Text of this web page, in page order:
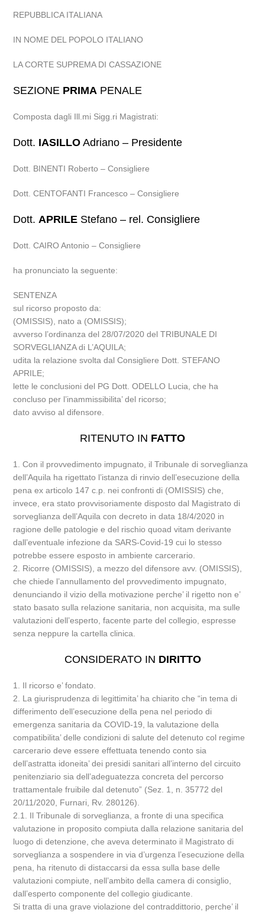
REPUBBLICA ITALIANA
IN NOME DEL POPOLO ITALIANO
LA CORTE SUPREMA DI CASSAZIONE
SEZIONE PRIMA PENALE
Composta dagli Ill.mi Sigg.ri Magistrati:
Dott. IASILLO Adriano – Presidente
Dott. BINENTI Roberto – Consigliere
Dott. CENTOFANTI Francesco – Consigliere
Dott.APRILE Stefano – rel. Consigliere
Dott. CAIRO Antonio – Consigliere
ha pronunciato la seguente:
SENTENZA
sul ricorso proposto da:
(OMISSIS), nato a (OMISSIS);
avverso l’ordinanza del 28/07/2020 del TRIBUNALE DI
SORVEGLIANZA di L’AQUILA;
udita la relazione svolta dal Consigliere Dott. STEFANO
APRILE;
lette le conclusioni del PG Dott. ODELLO Lucia, che ha
concluso per l’inammissibilita’ del ricorso;
dato avviso al difensore.
RITENUTO IN FATTO
1. Con il provvedimento impugnato, il Tribunale di sorveglianza
dell’Aquila ha rigettato l’istanza di rinvio dell’esecuzione della
pena ex articolo 147 c.p. nei confronti di (OMISSIS) che,
invece, era stato provvisoriamente disposto dal Magistrato di
sorveglianza dell’Aquila con decreto in data 18/4/2020 in
ragione delle patologie e del rischio quoad vitam derivante
dall’eventuale infezione da SARS-Covid-19 cui lo stesso
potrebbe essere esposto in ambiente carcerario.
2. Ricorre (OMISSIS), a mezzo del difensore avv. (OMISSIS),
che chiede l’annullamento del provvedimento impugnato,
denunciando il vizio della motivazione perche’ il rigetto non e’
stato basato sulla relazione sanitaria, non acquisita, ma sulle
valutazioni dell’esperto, facente parte del collegio, espresse
senza neppure la cartella clinica.
CONSIDERATO IN DIRITTO
1. Il ricorso e’ fondato.
2. La giurisprudenza di legittimita’ ha chiarito che “in tema di
differimento dell’esecuzione della pena nel periodo di
emergenza sanitaria da COVID-19, la valutazione della
compatibilita’ delle condizioni di salute del detenuto col regime
carcerario deve essere effettuata tenendo conto sia
dell’astratta idoneita’ dei presidi sanitari all’interno del circuito
penitenziario sia dell’adeguatezza concreta del percorso
trattamentale fruibile dal detenuto” (Sez. 1, n. 35772 del
20/11/2020, Furnari, Rv. 280126).
2.1. Il Tribunale di sorveglianza, a fronte di una specifica
valutazione in proposito compiuta dalla relazione sanitaria del
luogo di detenzione, che aveva determinato il Magistrato di
sorveglianza a sospendere in via d’urgenza l’esecuzione della
pena, ha ritenuto di distaccarsi da essa sulla base delle
valutazioni compiute, nell’ambito della camera di consiglio,
dall’esperto componente del collegio giudicante.
Si tratta di una grave violazione del contraddittorio, perche’ il